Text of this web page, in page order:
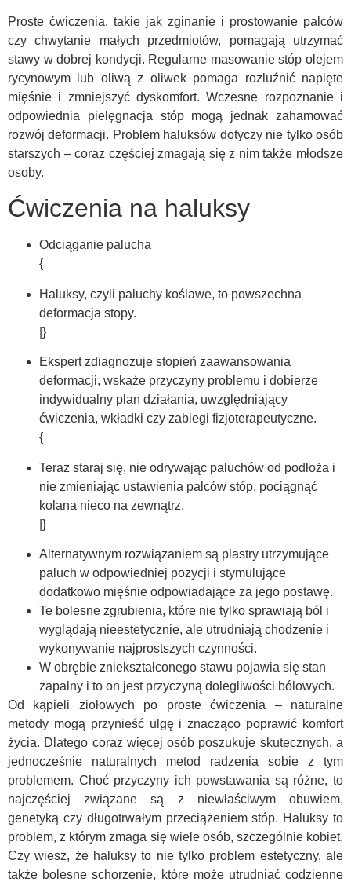
Proste ćwiczenia, takie jak zginanie i prostowanie palców
czy chwytanie małych przedmiotów, pomagają utrzymać
stawy w dobrej kondycji. Regularne masowanie stóp olejem
rycynowym lub oliwą z oliwek pomaga rozluźnić napięte
mięśnie i zmniejszyć dyskomfort. Wczesne rozpoznanie i
odpowiednia pielęgnacja stóp mogą jednak zahamować
rozwój deformacji. Problem haluksów dotyczy nie tylko osób
starszych – coraz częściej zmagają się z nim także młodsze
osoby.
Ćwiczenia na haluksy
Odciąganie palucha
{
Haluksy, czyli paluchy koślawe, to powszechna
deformacja stopy.
|}
Ekspert zdiagnozuje stopień zaawansowania
deformacji, wskaże przyczyny problemu i dobierze
indywidualny plan działania, uwzględniający
ćwiczenia, wkładki czy zabiegi fizjoterapeutyczne.
{
Teraz staraj się, nie odrywając paluchów od podłoża i
nie zmieniając ustawienia palców stóp, pociągnąć
kolana nieco na zewnątrz.
|}
Alternatywnym rozwiązaniem są plastry utrzymujące
paluch w odpowiedniej pozycji i stymulujące
dodatkowo mięśnie odpowiadające za jego postawę.
Te bolesne zgrubienia, które nie tylko sprawiają ból i
wyglądają nieestetycznie, ale utrudniają chodzenie i
wykonywanie najprostszych czynności.
W obrębie zniekształconego stawu pojawia się stan
zapalny i to on jest przyczyną dolegliwości bólowych.
Od kąpieli ziołowych po proste ćwiczenia – naturalne
metody mogą przynieść ulgę i znacząco poprawić komfort
życia. Dlatego coraz więcej osób poszukuje skutecznych, a
jednocześnie naturalnych metod radzenia sobie z tym
problemem. Choć przyczyny ich powstawania są różne, to
najczęściej związane są z niewłaściwym obuwiem,
genetyką czy długotrwałym przeciążeniem stóp. Haluksy to
problem, z którym zmaga się wiele osób, szczególnie kobiet.
Czy wiesz, że haluksy to nie tylko problem estetyczny, ale
także bolesne schorzenie, które może utrudniać codzienne